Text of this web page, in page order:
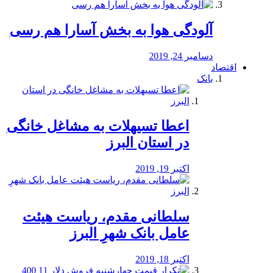
آلودگی هوا به بخش آسارا هم رسی
دسامبر 24, 2019
اقتصاد
بانک
️اعطا تسیهلات به مشاغل خانگی
در استان البرز
اکتبر 19, 2019
سلطانی مقدم، ریاست هیئت
عامل بانک شهرِ البرز
اکتبر 18, 2019